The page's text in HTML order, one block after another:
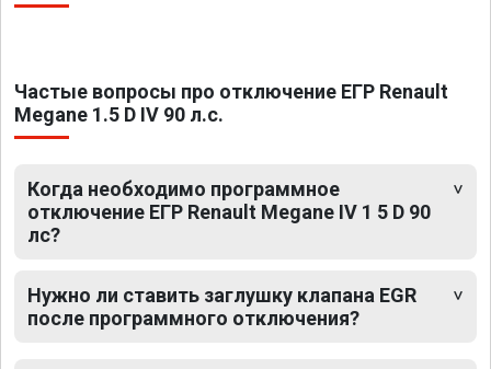
Частые вопросы про отключение ЕГР Renault
Megane 1.5 D IV 90 л.с.
Когда необходимо программное
отключение ЕГР Renault Megane IV 1 5 D 90
лс?
Нужно ли ставить заглушку клапана EGR
после программного отключения?